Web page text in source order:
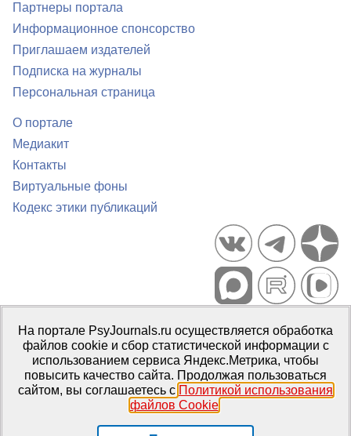
Партнеры портала
Информационное спонсорство
Приглашаем издателей
Подписка на журналы
Персональная страница
О портале
Медиакит
Контакты
Виртуальные фоны
Кодекс этики публикаций
Портал психологических изданий PsyJournals.ru, 2007–2026
Правила использования материалов
Свидетельство регистрации СМИЭл № ФС77-66447 от 14 июля
2016 г.
Издатель: ФГБОУ ВО МГППУ
На портале PsyJournals.ru осуществляется обработка
файлов cookie и сбор статистической информации с
использованием сервиса Яндекс.Метрика, чтобы
повысить качество сайта. Продолжая пользоваться
сайтом, вы соглашаетесь с Политикой использования
файлов Cookie.